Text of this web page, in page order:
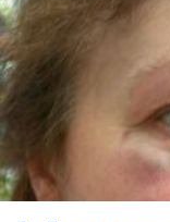
Во Львове
разговаривая
полиция
протокол. Видео
На место
следственно-
10,5